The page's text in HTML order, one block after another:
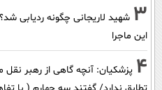
3 شهید لاریجانی چگونه ردیابی
این ماجرا
4 پزشکیان‌: آنچه گاهی از رهبر